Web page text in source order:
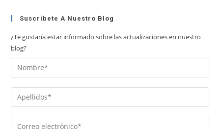
Suscríbete A Nuestro Blog
¿Te gustaría estar informado sobre las actualizaciones en nuestro
blog?